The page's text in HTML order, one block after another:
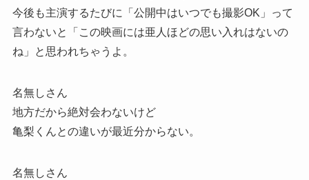
今後も主演するたびに「公開中はいつでも撮影OK」って
言わないと「この映画には亜人ほどの思い入れはないの
ね」と思われちゃうよ。
名無しさん
地方だから絶対会わないけど
亀梨くんとの違いが最近分からない。
名無しさん